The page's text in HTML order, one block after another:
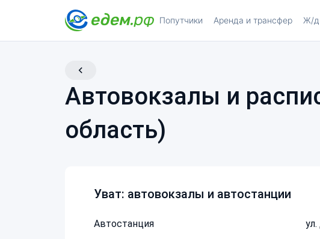
Попутчики Аренда и трансфер Ж/д
Автовокзалы и
область)
Уват: автовокзалы и автостанции
Автостанция